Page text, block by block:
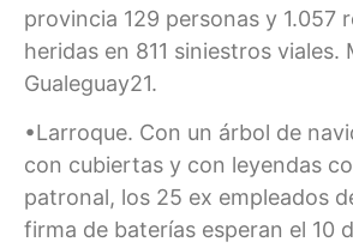
provincia 129 personas y 1.057
heridas en 811 siniestros viales.
Gualeguay21.
•Larroque. Con un árbol de
con cubiertas y con leyendas
patronal, los 25 ex empleados
firma de baterías esperan el 10